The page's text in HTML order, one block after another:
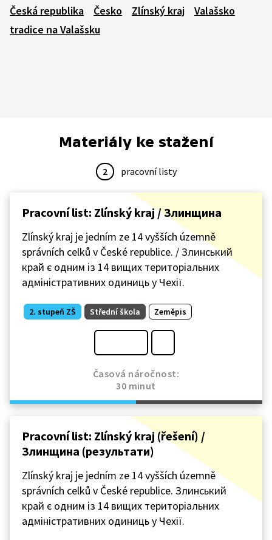
Česká republika
Česko Zlínský kraj
Valašsko
tradice na Valašsku
Materiály ke stažení
2 pracovní listy
Pracovní list: Zlínský kraj / Злинщина
Zlínský kraj je jedním ze 14 vyšších územně
správních celků v České republice. / Злинський
край є одним із 14 вищих територіальних
адміністративних одиниць у Чехії.
2. stupeň ZŠ Střední škola Zeměpis
Časová náročnost:
30 minut
Pracovní list: Zlínský kraj (řešení) /
Злинщина (результати)
Zlínský kraj je jedním ze 14 vyšších územně
správních celků v České republice. Злинський
край є одним із 14 вищих територіальних
адміністративних одиниць у Чехії.